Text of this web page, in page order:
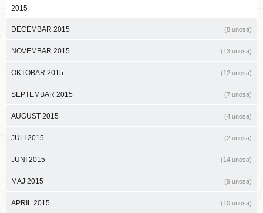
2015
DECEMBAR 2015 (8 unosa)
NOVEMBAR 2015 (13 unosa)
OKTOBAR 2015 (12 unosa)
SEPTEMBAR 2015 (7 unosa)
AUGUST 2015 (4 unosa)
JULI 2015 (2 unosa)
JUNI 2015 (14 unosa)
MAJ 2015 (9 unosa)
APRIL 2015 (10 unosa)